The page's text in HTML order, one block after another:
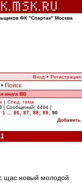
ФК "Спартак" Москва
Вход • Регистрация
• Поиск
книга ВВ
| След. тема
[ Сообщений: 4494 ]
1 86 87 88 89
90
Добавить
щас новый молодой